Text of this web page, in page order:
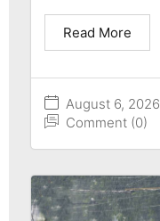
August 6, 2026
Comment (0)
Read More